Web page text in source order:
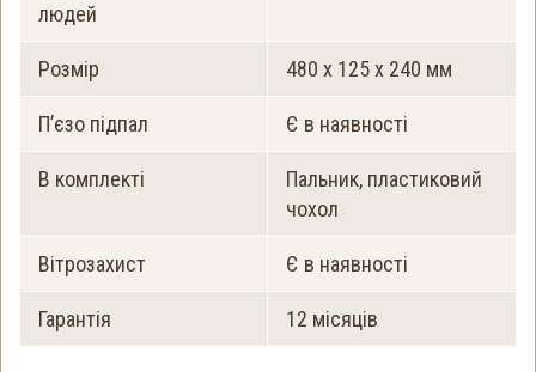
людей
Розмір 480 х 125 х 240 мм
П’єзо підпал Є в наявності
В комплекті
Пальник, пластиковий
чохол
Вітрозахист Є в наявності
Гарантія 12 місяців